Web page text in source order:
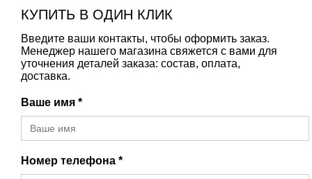
КУПИТЬ В ОДИН КЛИК
Введите ваши контакты, чтобы оформить заказ.
Менеджер нашего магазина свяжется с вами для
уточнения деталей заказа: состав, оплата,
доставка.
Ваше имя *
Номер телефона *